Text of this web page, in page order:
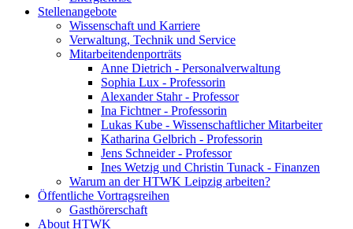
Stellenangebote
Wissenschaft und Karriere
Verwaltung, Technik und Service
Mitarbeitendenporträts
Anne Dietrich - Personalverwaltung
Sophia Lux - Professorin
Alexander Stahr - Professor
Ina Fichtner - Professorin
Lukas Kube - Wissenschaftlicher Mitarbeiter
Katharina Gelbrich - Professorin
Jens Schneider - Professor
Ines Wetzig und Christin Tunack - Finanzen
Warum an der HTWK Leipzig arbeiten?
Öffentliche Vortragsreihen
Gasthörerschaft
About HTWK